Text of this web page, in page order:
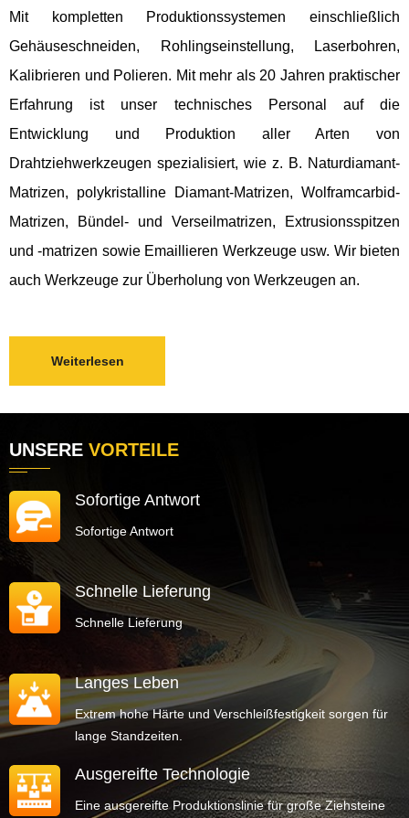
Mit kompletten Produktionssystemen einschließlich
Gehäuseschneiden, Rohlingseinstellung, Laserbohren,
Kalibrieren und Polieren. Mit mehr als 20 Jahren praktischer
Erfahrung ist unser technisches Personal auf die
Entwicklung und Produktion aller Arten von
Drahtziehwerkzeugen spezialisiert, wie z. B. Naturdiamant-
Matrizen, polykristalline Diamant-Matrizen, Wolframcarbid-
Matrizen, Bündel- und Verseilmatrizen, Extrusionsspitzen
und -matrizen sowie Emaillieren Werkzeuge usw. Wir bieten
auch Werkzeuge zur Überholung von Werkzeugen an.
Weiterlesen
UNSERE VORTEILE
Sofortige Antwort
Sofortige Antwort
Schnelle Lieferung
Schnelle Lieferung
Langes Leben
Extrem hohe Härte und Verschleißfestigkeit sorgen für
lange Standzeiten.
Ausgereifte Technologie
Eine ausgereifte Produktionslinie für große Ziehsteine ​​